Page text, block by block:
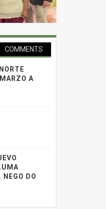
COMMENTS
A
NEGO DO